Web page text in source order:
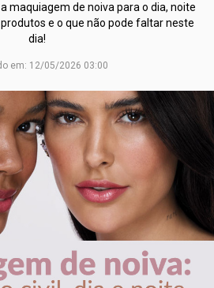
maquiagem de noiva para o dia, noite
e o que não pode faltar neste
dia!
em: 12/05/2026 03:00